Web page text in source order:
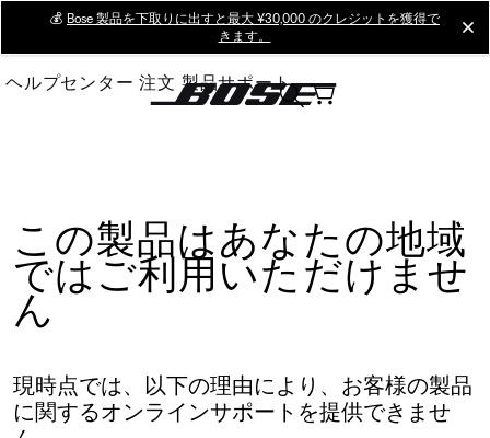
Main
💰 Bose 製品を下取りに出すと最大 ¥30,000 のクレジットを獲得で
きます。
ヘルプセンター 注文 製品サポート
この製品はあなたの地域
ではご利用いただけませ
ん
現時点では、以下の理由により、お客様の製品
に関するオンラインサポートを提供できませ